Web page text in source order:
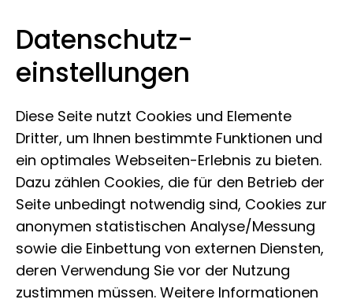
Zum Inhalt springen
Museum Koenig Bonn
modal
window.
The media could not be loaded, either because the server or
network failed or because the format is not supported.
Datenschutz­
einstellungen
Diese Seite nutzt Cookies und Elemente
Dritter, um Ihnen bestimmte Funktionen und
ein optimales Webseiten-Erlebnis zu bieten.
Dazu zählen Cookies, die für den Betrieb der
Seite unbedingt notwendig sind, Cookies zur
anonymen statistischen Analyse/Messung
sowie die Einbettung von externen Diensten,
deren Verwendung Sie vor der Nutzung
zustimmen müssen. Weitere Informationen